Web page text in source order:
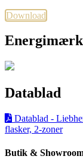
Download
Datablad
Datablad -
flasker, 2-zoner
Butik &